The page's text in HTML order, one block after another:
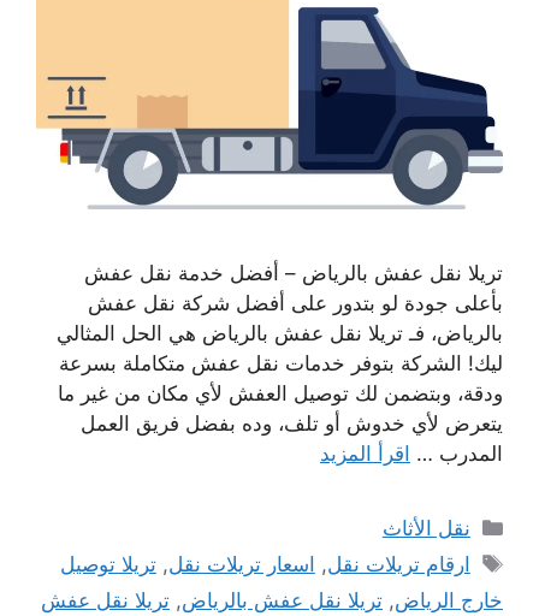
تريلا نقل عفش بالرياض – أفضل خدمة نقل عفش
بأعلى جودة لو بتدور على أفضل شركة نقل عفش
بالرياض، فـ تريلا نقل عفش بالرياض هي الحل المثالي
ليك! الشركة بتوفر خدمات نقل عفش متكاملة بسرعة
ودقة، وبتضمن لك توصيل العفش لأي مكان من غير ما
يتعرض لأي خدوش أو تلف، وده بفضل فريق العمل
المدرب … اقرأ المزيد
التصنيفات
نقل الأثاث
الوسوم
ارقام تريلات نقل, اسعار تريلات نقل,تريلا توصيل
خارج الرياض, تريلا نقل عفش بالرياض, تريلا نقل عفش